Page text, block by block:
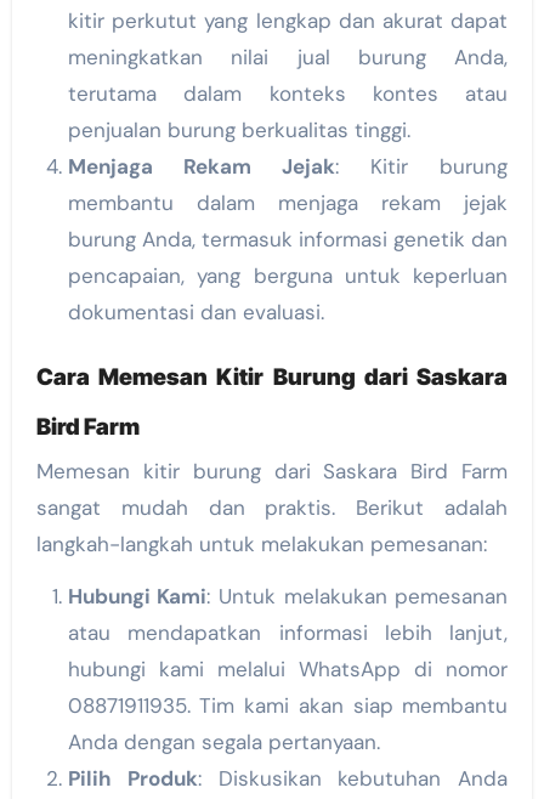
kitir perkutut yang lengkap dan akurat dapat
meningkatkan nilai jual burung Anda,
terutama dalam konteks kontes atau
penjualan burung berkualitas tinggi.
Menjaga Rekam Jejak: Kitir burung
membantu dalam menjaga rekam jejak
burung Anda, termasuk informasi genetik dan
pencapaian, yang berguna untuk keperluan
dokumentasi dan evaluasi.
Cara Memesan Kitir Burung dari Saskara
Bird Farm
Memesan kitir burung dari Saskara Bird Farm
sangat mudah dan praktis. Berikut adalah
langkah-langkah untuk melakukan pemesanan:
Hubungi Kami: Untuk melakukan pemesanan
atau mendapatkan informasi lebih lanjut,
hubungi kami melalui WhatsApp di nomor
08871911935. Tim kami akan siap membantu
Anda dengan segala pertanyaan.
Pilih Produk: Diskusikan kebutuhan Anda